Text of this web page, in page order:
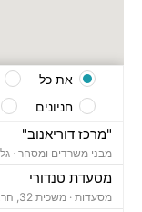
"מרכז דוריאנוב"
מבני משרדים ומסחר ·
מסעדת טנדורי
מסעדות · משכית 32, הרצליה
את כל
חניונים